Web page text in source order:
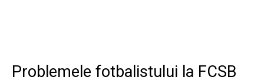
Problemele fotbalistului la FCSB